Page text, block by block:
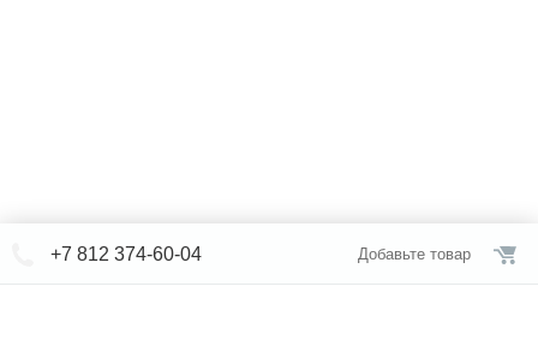
+7 812 374-60-04 Добавьте товар